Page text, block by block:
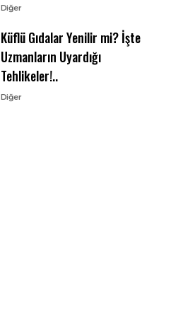
Diğer
Küflü Gıdalar Yenilir mi? İşte
Uzmanların Uyardığı
Tehlikeler!..
Diğer